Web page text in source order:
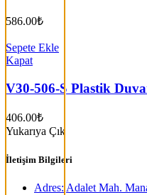
586.00₺
Sepete Ekle
Kapat
V30-506-S Plastik
406.00₺
Yukarıya Çık
İletişim Bilgileri
Adres: Adalet Mah.